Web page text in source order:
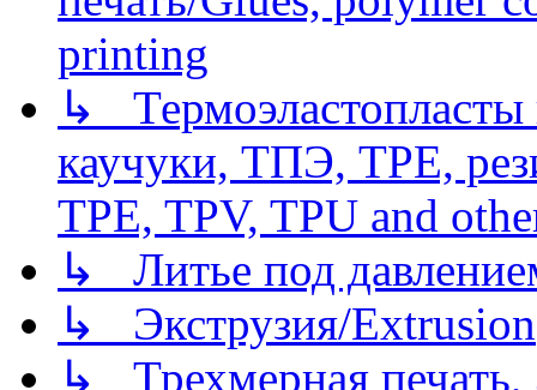
printing
↳
каучуки, ТПЭ, TPE,
TPE, TPV, TPU and
↳ Литье под
↳ Экструзия/Extrusion
↳ Трехмерная